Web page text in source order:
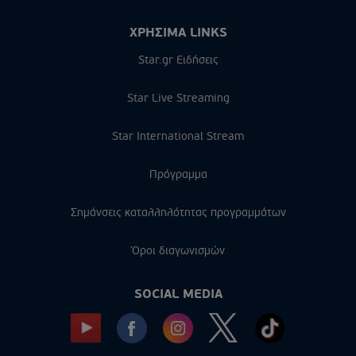
ΧΡΗΣΙΜΑ LINKS
Star.gr Ειδήσεις
Star Live Streaming
Star International Stream
Πρόγραμμα
Σημάνσεις καταλληλότητας προγραμμάτων
Όροι διαγωνισμών
SOCIAL MEDIA